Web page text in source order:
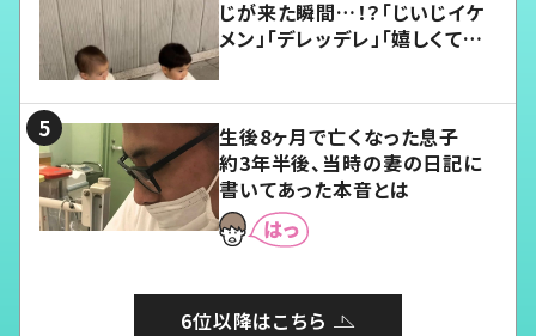
じが来た瞬間…！？「じいじイケ
メン」「デレッデレ」「嬉しくて可
生後8ヶ月で亡くなった息子
約3年半後、当時の妻の日記に
書いてあった本音とは
6位以降はこちら